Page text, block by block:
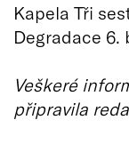
Kapela Tři
Degradace 6.
Veškeré
připravila